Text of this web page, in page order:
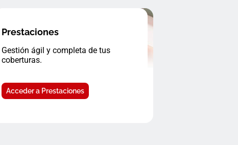
Prestaciones
Gestión ágil y completa de tus
coberturas.
Acceder a Prestaciones